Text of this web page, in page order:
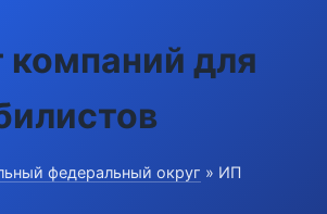
компаний для
федеральный округ » ИП